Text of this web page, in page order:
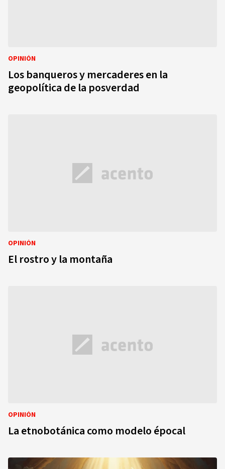
OPINIÓN
Los banqueros y mercaderes en la
geopolítica de la posverdad
OPINIÓN
El rostro y la montaña
OPINIÓN
La etnobotánica como modelo épocal